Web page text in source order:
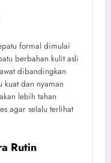
formal dimulai
berbahan kulit asli
dibandingkan
kuat dan nyaman
lebih tahan
agar selalu terlihat
Rutin